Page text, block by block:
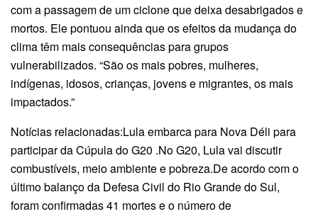
com a passagem de um ciclone que deixa desabrigados e
mortos. Ele pontuou ainda que os efeitos da mudança do
clima têm mais consequências para grupos
vulnerabilizados. “São os mais pobres, mulheres,
indígenas, idosos, crianças, jovens e migrantes, os mais
impactados.”
Notícias relacionadas:Lula embarca para Nova Déli para
participar da Cúpula do G20 .No G20, Lula vai discutir
combustíveis, meio ambiente e pobreza.De acordo com o
último balanço da Defesa Civil do Rio Grande do Sul,
foram confirmadas 41 mortes e o número de